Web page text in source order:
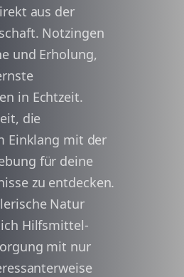
aus der
Notzingen
und Erholung,
in Echtzeit.
die
Einklang mit der
für deine
zu entdecken.
Natur
Hilfsmittel-
mit nur